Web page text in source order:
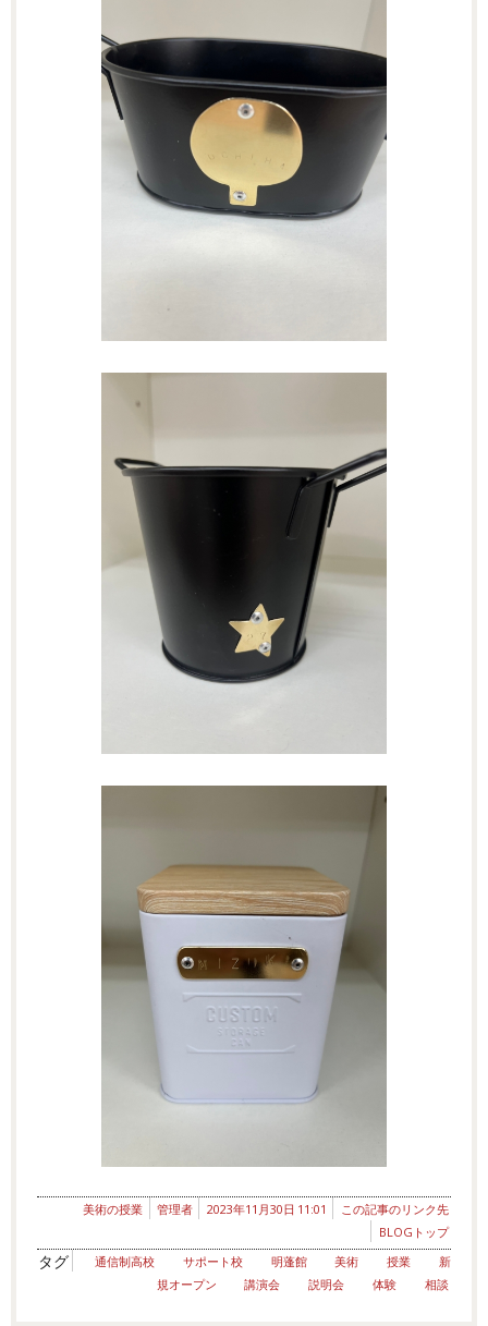
美術の授業 管理者 2023年11月30日 11:01
この記事のリンク先
BLOGトップ
タグ 通信制高校 サポート校 明蓬館 美術 授業
新
規オープン
講演会 説明会 体験 相談